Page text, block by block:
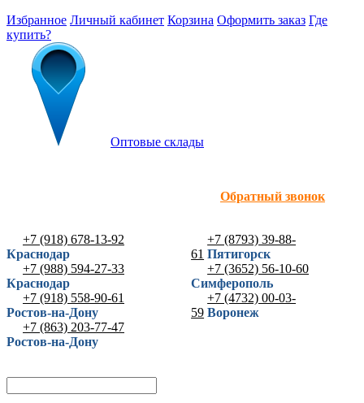
Избранное Личный кабинет Корзина Оформить заказ Где
купить?
Оптовые склады
Обратный звонок
+7 (918) 678-13-92
Краснодар
+7 (988) 594-27-33
Краснодар
+7 (918) 558-90-61
Ростов-на-Дону
+7 (863) 203-77-47
Ростов-на-Дону
+7 (8793) 39-88-
61 Пятигорск
+7 (3652) 56-10-60
Симферополь
+7 (4732) 00-03-
59 Воронеж